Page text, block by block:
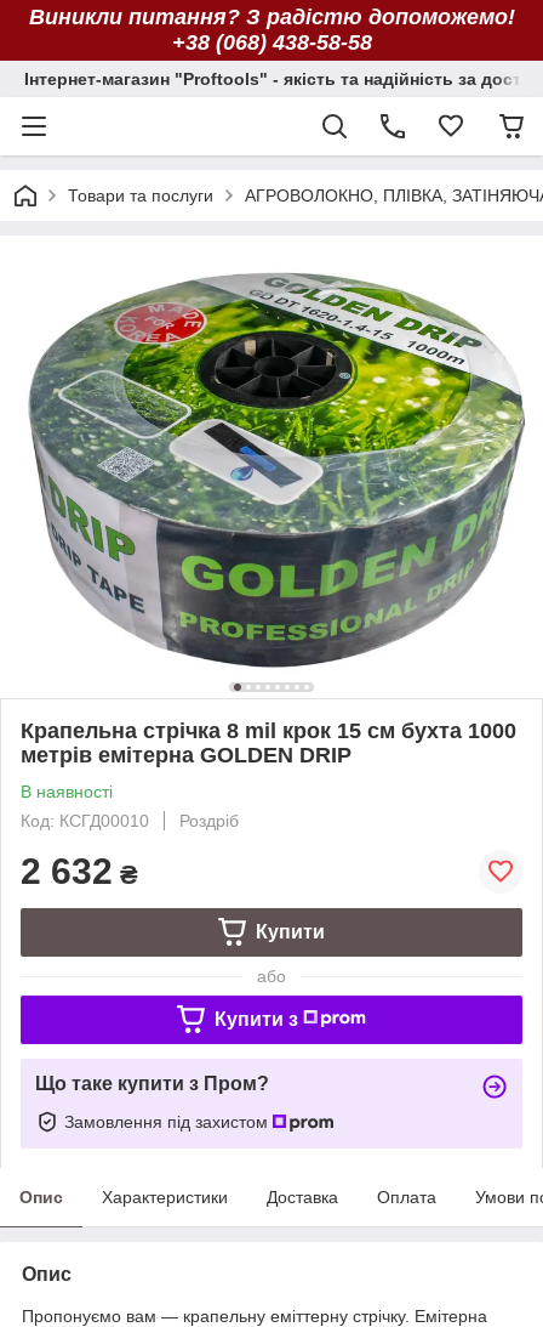
Виникли питання? З радістю допоможемо!
+38 (068) 438-58-58
Інтернет-магазин "Proftools" - якість та надійність за
Товари та послуги АГРОВОЛОКНО, ПЛІВКА,
Крапельна стрічка 8 mil крок 15 см бухта 1000
метрів емітерна GOLDEN DRIP
В наявності
Код: КСГД00010
Роздріб
2 632 ₴
Купити
або
Купити з
Що таке купити з Пром?
Замовлення під захистом
Опис Характеристики Доставка Оплата Умови
Опис
Пропонуємо вам — крапельну еміттерну стрічку. Емітерна